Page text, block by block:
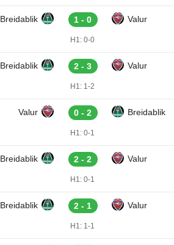
Breidablik 1 - 0 Valur
H1: 0-0
Breidablik 2 - 3 Valur
H1: 1-2
Valur 0 - 2 Breidablik
H1: 0-1
Breidablik 2 - 2 Valur
H1: 0-1
Breidablik 2 - 1 Valur
H1: 1-1